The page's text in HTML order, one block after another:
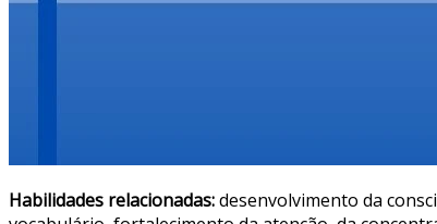
Habilidades relacionadas:desenvolvimento da